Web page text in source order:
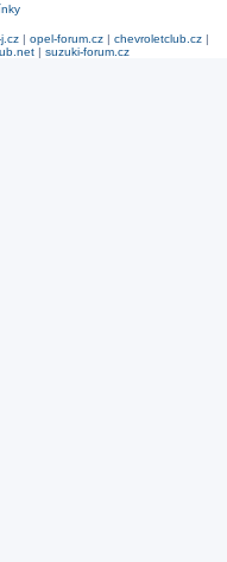
| opel-forum.cz | chevroletclub.cz |
| suzuki-forum.cz